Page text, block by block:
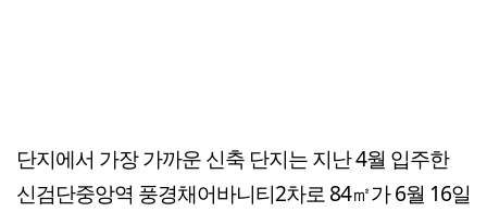
단지에서 가장 가까운 신축 단지는 지난 4월 입주한
신검단중앙역 풍경채어바니티2차로 84㎡가 6월 16일